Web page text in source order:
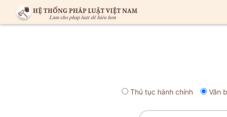
Thủ tục hành chính Văn